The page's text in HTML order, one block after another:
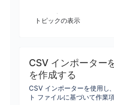
トピックの表示
CSV インポーター
を作成する
CSV インポーターを使用し
ト ファイルに基づいて作業